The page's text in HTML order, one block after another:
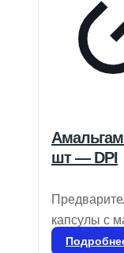
шт — DPI
капсулы с
свободным